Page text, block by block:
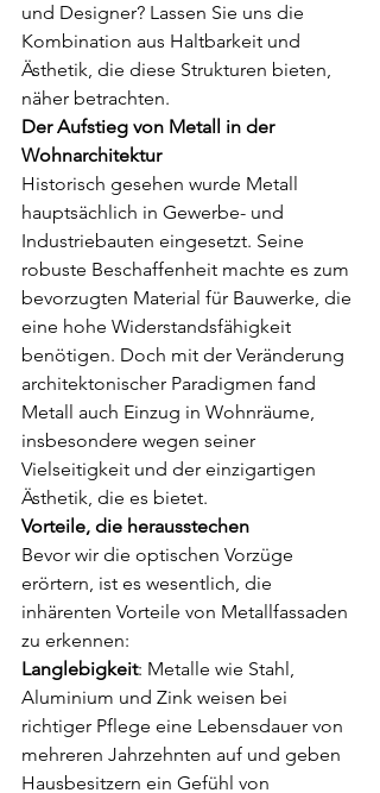
und Designer? Lassen Sie uns die
Kombination aus Haltbarkeit und
Ästhetik, die diese Strukturen bieten,
näher betrachten.
Der Aufstieg von Metall in der
Wohnarchitektur
Historisch gesehen wurde Metall
hauptsächlich in Gewerbe- und
Industriebauten eingesetzt. Seine
robuste Beschaffenheit machte es zum
bevorzugten Material für Bauwerke, die
eine hohe Widerstandsfähigkeit
benötigen. Doch mit der Veränderung
architektonischer Paradigmen fand
Metall auch Einzug in Wohnräume,
insbesondere wegen seiner
Vielseitigkeit und der einzigartigen
Ästhetik, die es bietet.
Vorteile, die herausstechen
Bevor wir die optischen Vorzüge
erörtern, ist es wesentlich, die
inhärenten Vorteile von Metallfassaden
zu erkennen:
Langlebigkeit: Metalle wie Stahl,
Aluminium und Zink weisen bei
richtiger Pflege eine Lebensdauer von
mehreren Jahrzehnten auf und geben
Hausbesitzern ein Gefühl von